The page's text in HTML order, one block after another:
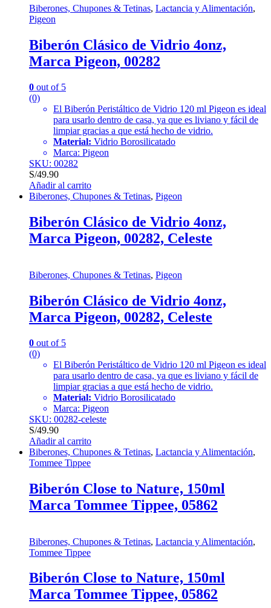
Biberones, Chupones & Tetinas, Lactancia y Alimentación,
Pigeon
Biberón Clásico de Vidrio 4onz,
Marca Pigeon, 00282
0 out of 5
(0)
El Biberón Peristáltico de Vidrio 120 ml Pigeon es ideal
para usarlo dentro de casa, ya que es liviano y fácil de
limpiar gracias a que está hecho de vidrio.
Material: Vidrio Borosilicatado
Marca: Pigeon
SKU: 00282
S/49.90
Añadir al carrito
Biberones, Chupones & Tetinas, Pigeon
Biberón Clásico de Vidrio 4onz,
Marca Pigeon, 00282, Celeste
Biberones, Chupones & Tetinas, Pigeon
Biberón Clásico de Vidrio 4onz,
Marca Pigeon, 00282, Celeste
0 out of 5
(0)
El Biberón Peristáltico de Vidrio 120 ml Pigeon es ideal
para usarlo dentro de casa, ya que es liviano y fácil de
limpiar gracias a que está hecho de vidrio.
Material: Vidrio Borosilicatado
Marca: Pigeon
SKU: 00282-celeste
S/49.90
Añadir al carrito
Biberones, Chupones & Tetinas, Lactancia y Alimentación,
Tommee Tippee
Biberón Close to Nature, 150ml
Marca Tommee Tippee, 05862
Biberones, Chupones & Tetinas, Lactancia y Alimentación,
Tommee Tippee
Biberón Close to Nature, 150ml
Marca Tommee Tippee, 05862